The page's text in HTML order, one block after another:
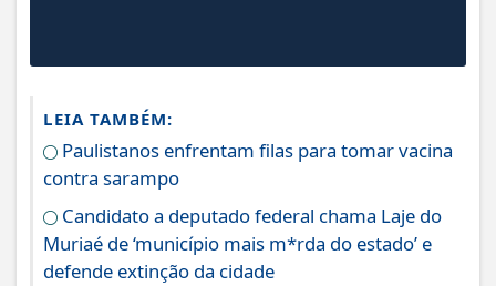
LEIA TAMBÉM:
Paulistanos enfrentam filas para tomar vacina
contra sarampo
Candidato a deputado federal chama Laje do
Muriaé de ‘município mais m*rda do estado’ e
defende extinção da cidade